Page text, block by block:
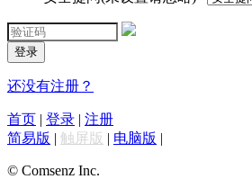
登录
还没有注册？
首页 | 登录 | 注册
简易版 | 触屏版 | 电脑版 |
© Comsenz Inc.